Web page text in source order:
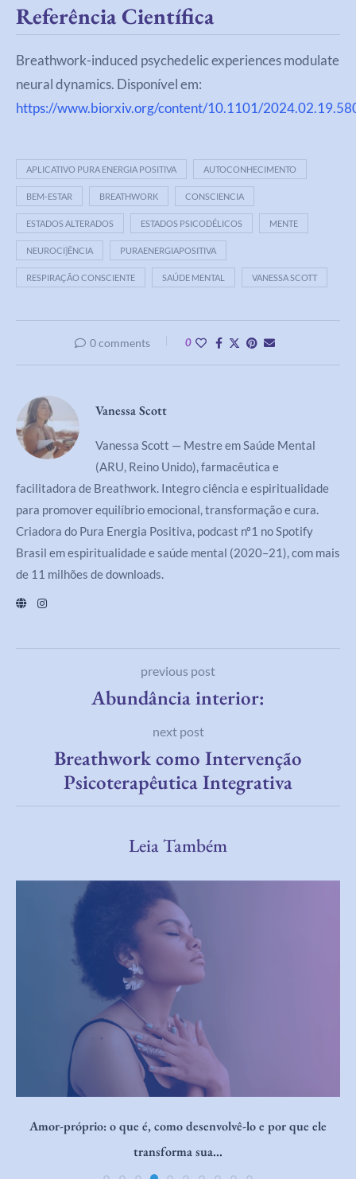
Referência Científica
Breathwork-induced psychedelic experiences modulate
neural dynamics. Disponível em:
https://www.biorxiv.org/content/10.1101/
APLICATIVO PURA ENERGIA POSITIVA AUTOCONHECIMENTO
BEM-ESTAR BREATHWORK CONSCIENCIA
ESTADOS ALTERADOS ESTADOS PSICODÉLICOS MENTE
NEUROCI}ÊNCIA PURAENERGIAPOSITIVA
RESPIRAÇÃO CONSCIENTE SAÚDE MENTAL VANESSA SCOTT
0 comments 0
Vanessa Scott
Vanessa Scott — Mestre em Saúde Mental
(ARU, Reino Unido), farmacêutica e
facilitadora de Breathwork. Integro ciência e espiritualidade
para promover equilíbrio emocional, transformação e cura.
Criadora do Pura Energia Positiva, podcast nº1 no Spotify
Brasil em espiritualidade e saúde mental (2020–21), com mais
de 11 milhões de downloads.
previous post
Abundância interior:
next post
Breathwork como Intervenção
Psicoterapêutica Integrativa
Leia Também
Eficácia do Breathwork na Melhora da Resiliência e do Bem-
Estar Psicológico e...